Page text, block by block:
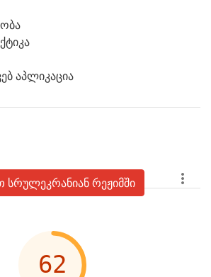
აპლიკაცია
სრულეკრანიან რეჟიმში